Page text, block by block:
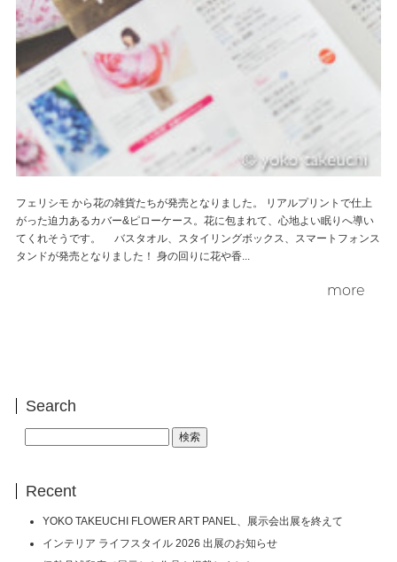
フェリシモ から花の雑貨たちが発売となりました。 リアルプリントで仕上
がった迫力あるカバー&ピローケース。花に包まれて、心地よい眠りへ導い
てくれそうです。 バスタオル、スタイリングボックス、スマートフォンス
タンドが発売となりました！ 身の回りに花や香...
more
Search
Recent
YOKO TAKEUCHI FLOWER ART PANEL、展示会出展を終えて
インテリア ライフスタイル 2026 出展のお知らせ